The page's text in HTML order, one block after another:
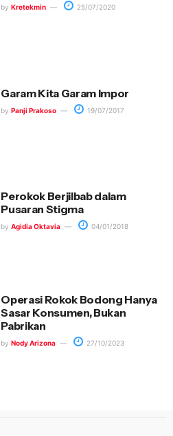
by Kretekmin 25/07/2020
Garam Kita Garam Impor
by Panji Prakoso 19/07/2017
Perokok Berjilbab dalam
Pusaran Stigma
by Agidia Oktavia 04/01/2018
Operasi Rokok Bodong Hanya
Sasar Konsumen, Bukan
Pabrikan
by Nody Arizona 27/10/2023